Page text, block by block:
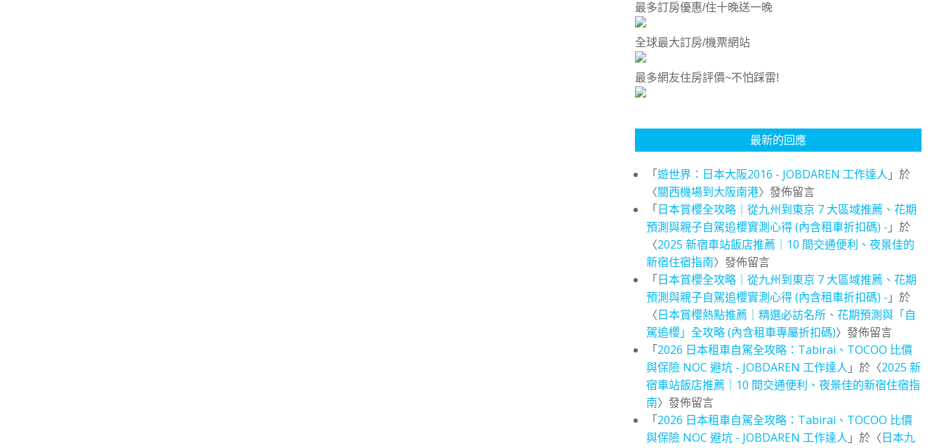
最多訂房優惠/住十晚送一晚
全球最大訂房/機票網站
最多網友住房評價~不怕踩雷!
最新的回應
「遊世界：日本大阪2016 - JOBDAREN 工作達人 」於
〈關西機場到大阪南港〉發佈留言
「日本賞櫻全攻略｜從九州到東京 7 大區域推薦、花期
預測與親子自駕追櫻實測心得 (內含租車折扣碼) - 」於
〈2025 新宿車站飯店推薦｜10 間交通便利、夜景佳的
新宿住宿指南〉發佈留言
「日本賞櫻全攻略｜從九州到東京 7 大區域推薦、花期
預測與親子自駕追櫻實測心得 (內含租車折扣碼) - 」於
〈日本賞櫻熱點推薦｜精選必訪名所、花期預測與「自
駕追櫻」全攻略 (內含租車專屬折扣碼)〉發佈留言
「2026 日本租車自駕全攻略：Tabirai、TOCOO 比價
與保險 NOC 避坑 - JOBDAREN 工作達人 」於〈2025 新
宿車站飯店推薦｜10 間交通便利、夜景佳的新宿住宿指
南〉發佈留言
「2026 日本租車自駕全攻略：Tabirai、TOCOO 比價
與保險 NOC 避坑 - JOBDAREN 工作達人 」於〈日本九